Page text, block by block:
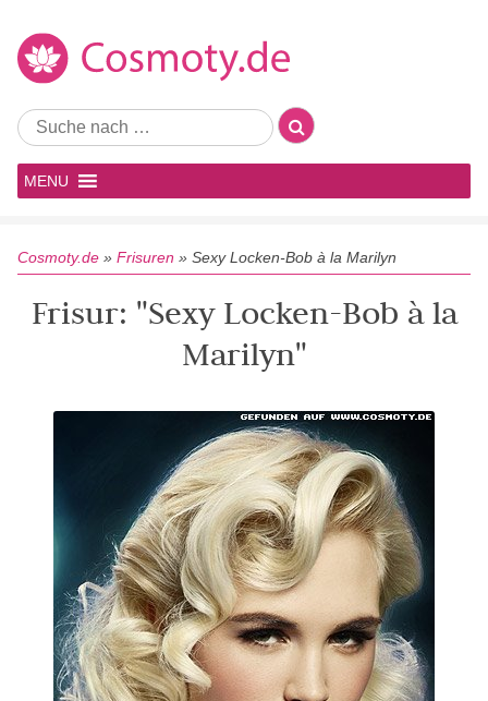
MENU
Cosmoty.de » Frisuren » Sexy Locken-Bob à la Marilyn
Frisur: "Sexy Locken-Bob à la
Marilyn"